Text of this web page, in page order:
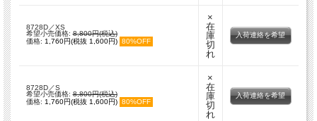
8728D／XS
希望小売価格:8,800円(税込)
価格: 1,760円(税抜 1,600円) 80%OFF
×
在
庫
切
れ
入荷連絡を希望
8728D／S
希望小売価格:8,800円(税込)
価格: 1,760円(税抜 1,600円) 80%OFF
×
在
庫
切
れ
入荷連絡を希望